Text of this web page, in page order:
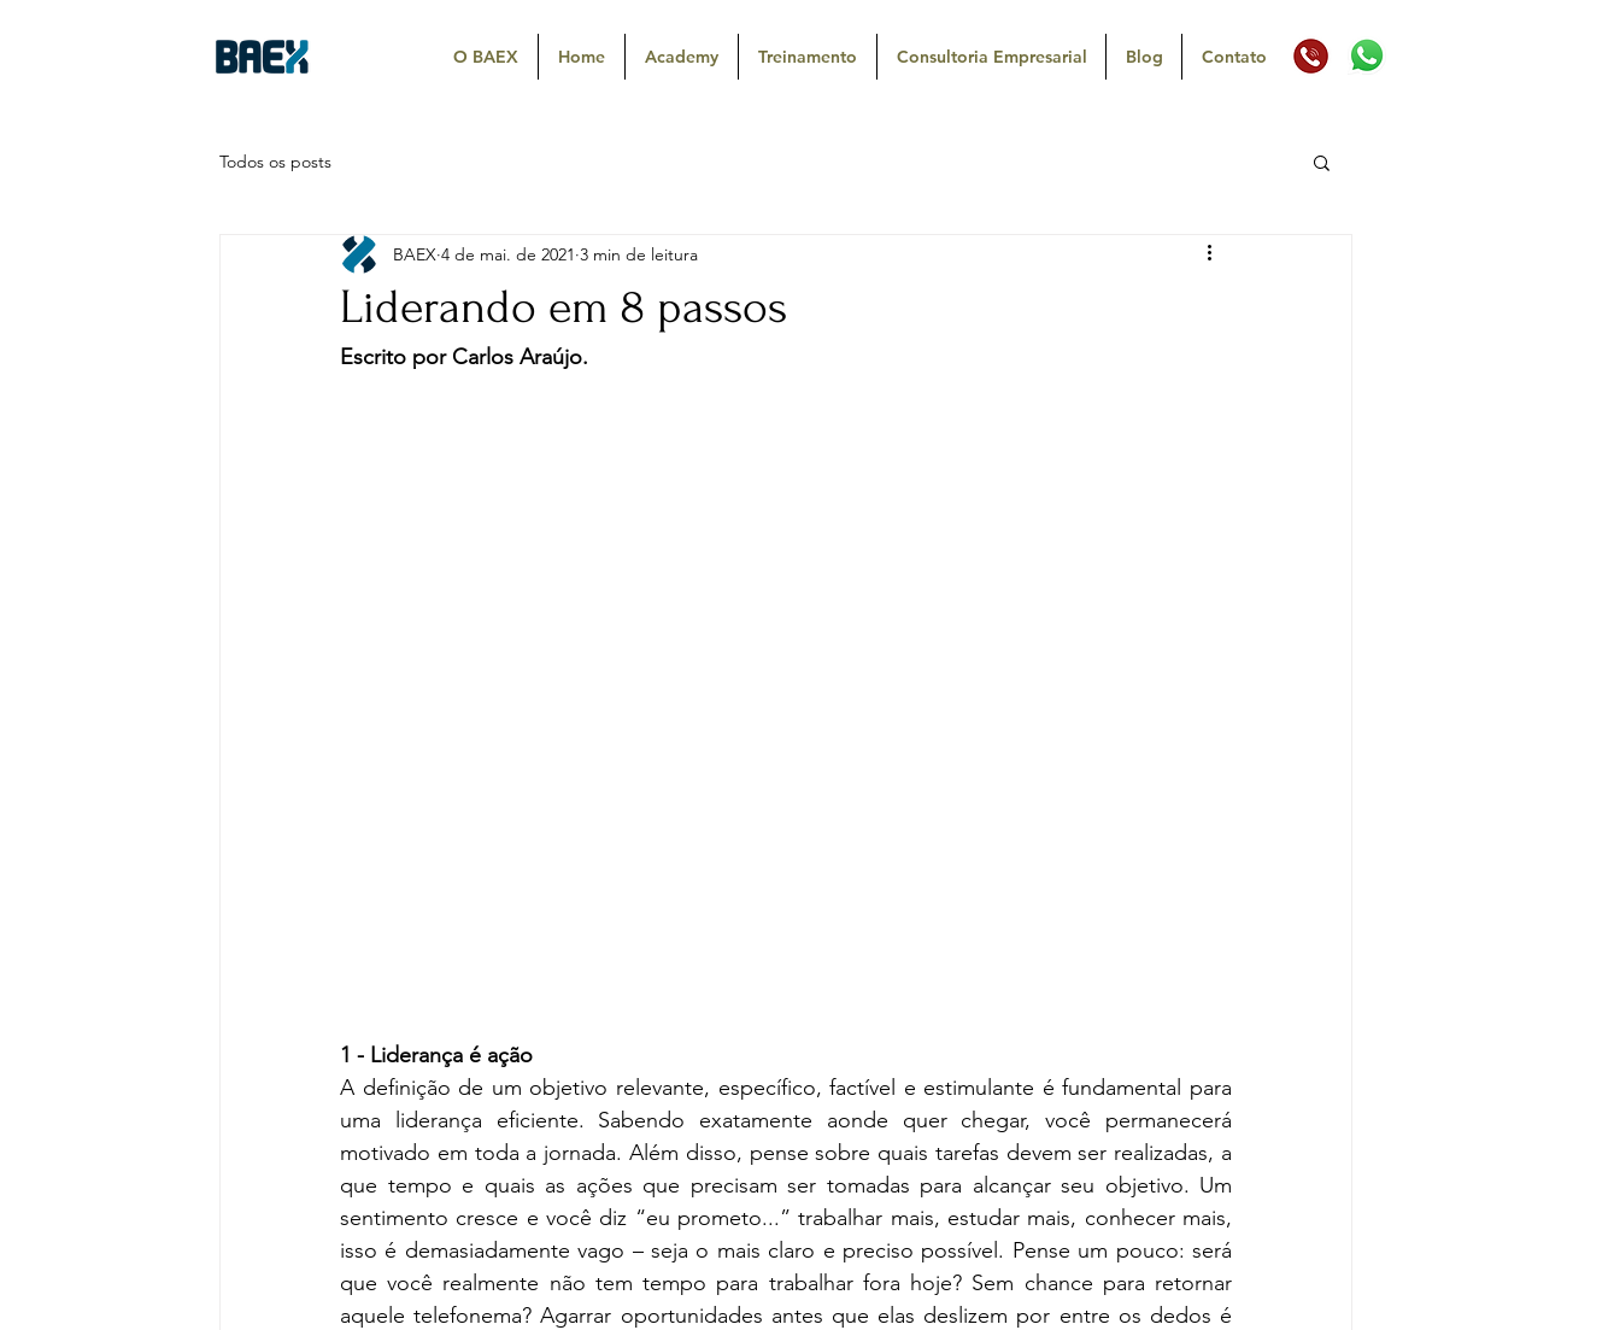
O BAEX Home Academy Treinamento Consultoria Empresarial Blog Contato
Todos os posts
Liderando em 8 passos
BAEX 4 de mai. de 2021 3 min de leitura
Escrito por Carlos Araújo.
1 - Liderança é ação
A definição de um objetivo relevante, específico, factível e estimulante é fundamental para
uma liderança eficiente. Sabendo exatamente aonde quer chegar, você permanecerá
motivado em toda a jornada. Além disso, pense sobre quais tarefas devem ser realizadas, a
que tempo e quais as ações que precisam ser tomadas para alcançar seu objetivo. Um
sentimento cresce e você diz “eu prometo...” trabalhar mais, estudar mais, conhecer mais,
isso é demasiadamente vago – seja o mais claro e preciso possível. Pense um pouco: será
que você realmente não tem tempo para trabalhar fora hoje? Sem chance para retornar
aquele telefonema? Agarrar oportunidades antes que elas deslizem por entre os dedos é